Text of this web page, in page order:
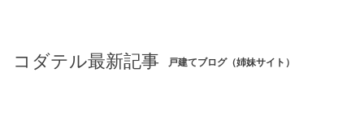
コダテル最新記事 戸建てブログ（姉妹サイト）